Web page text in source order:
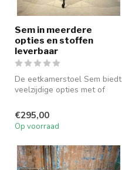
Sem in meerdere
opties en stoffen
leverbaar
De eetkamerstoel Sem biedt
veelzijdige opties met of
wiel...
€295,00
Op voorraad